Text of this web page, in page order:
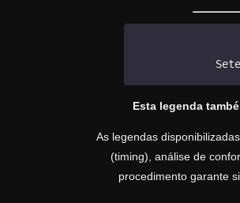
Esta legenda
As legendas
(timing), análise de
procedimento garante